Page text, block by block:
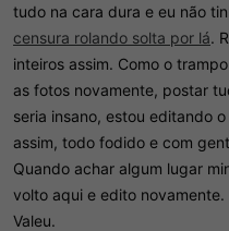
tudo na cara dura e eu não
censura rolando solta por lá.
inteiros assim. Como o
as fotos novamente, postar
seria insano, estou editando
assim, todo fodido e com
Quando achar algum lugar
volto aqui e edito novamente.
Valeu.